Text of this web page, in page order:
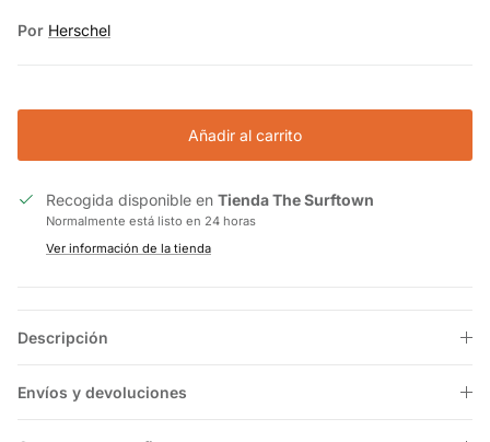
Por Herschel
Añadir al carrito
Recogida disponible en Tienda The Surftown
Normalmente está listo en 24 horas
Ver información de la tienda
Descripción
Envíos y devoluciones